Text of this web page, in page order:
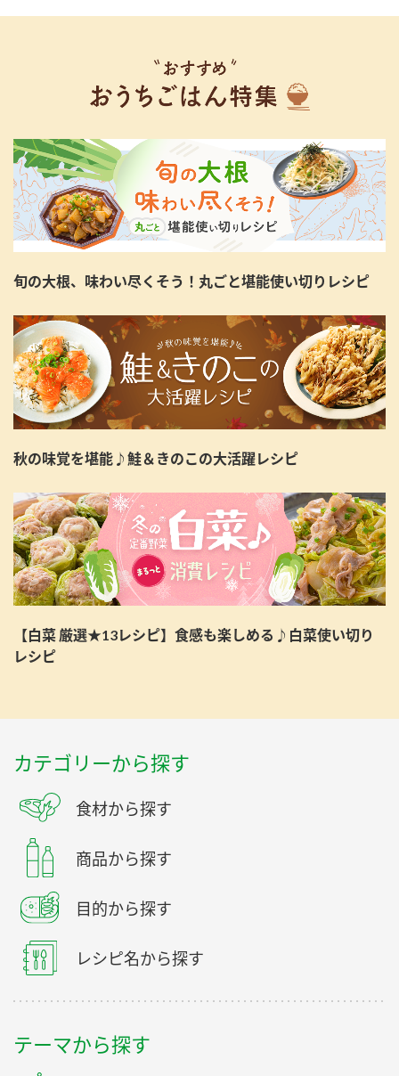
旬の大根、味わい尽くそう！丸ごと堪能使い切りレシピ
秋の味覚を堪能♪鮭＆きのこの大活躍レシピ
【白菜 厳選★13レシピ】食感も楽しめる♪白菜使い切り
レシピ
カテゴリーから探す
食材から探す
商品から探す
目的から探す
レシピ名から探す
テーマから探す